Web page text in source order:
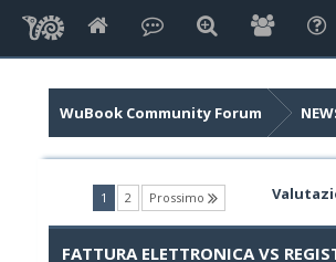
WuBook Community Forum
1 (current)
2 Prossimo
FATTURA ELETTRONICA VS